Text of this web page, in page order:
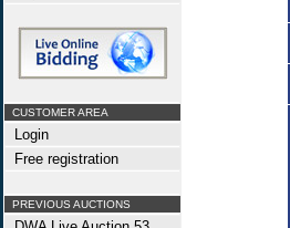
CUSTOMER AREA
Login
Free registration
PREVIOUS AUCTIONS